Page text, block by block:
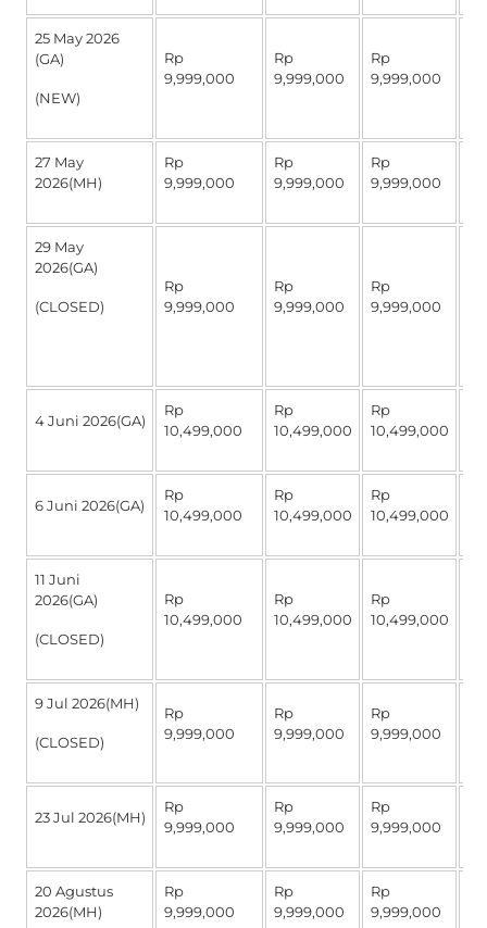
25 May 2026
(GA)
(NEW)
Rp
9,999,000
Rp
9,999,000
Rp
9,999,000
27 May
2026(MH)
Rp
9,999,000
Rp
9,999,000
Rp
9,999,000
29 May
2026(GA)
(CLOSED)
Rp
9,999,000
Rp
9,999,000
Rp
9,999,000
4 Juni 2026(GA)
Rp
10,499,000
Rp
10,499,000
Rp
10,499,000
6 Juni 2026(GA)
Rp
10,499,000
Rp
10,499,000
Rp
10,499,000
11 Juni
2026(GA)
(CLOSED)
Rp
10,499,000
Rp
10,499,000
Rp
10,499,000
9 Jul 2026(MH)
(CLOSED)
Rp
9,999,000
Rp
9,999,000
Rp
9,999,000
23 Jul 2026(MH)
Rp
9,999,000
Rp
9,999,000
Rp
9,999,000
20 Agustus
2026(MH)
Rp
9,999,000
Rp
9,999,000
Rp
9,999,000